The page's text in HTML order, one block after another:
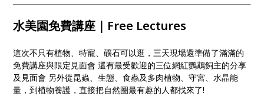
水美園免費講座｜Free Lectures
這次不只有植物、特寵、礦石可以逛，三天現場還準備了滿滿的
免費講座與限定見面會 還有最受歡迎的三位網紅鸚鵡飼主的分享
及見面會 另外從昆蟲、生態、食蟲及多肉植物、守宮、水晶能
量，到植物養護，直接把自然圈最有趣的人都找來了!